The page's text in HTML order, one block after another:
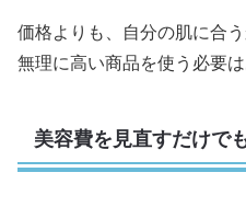
価格よりも、自分の肌に合
無理に高い商品を使う必要は
美容費を見直すだけで